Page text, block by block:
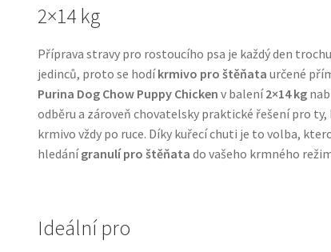
2×14 kg
Příprava stravy pro rostoucího psa je každý den
jedinců, proto se hodíkrmivo pro štěňata určené
Purina Dog Chow Puppy Chicken v balení2×14 kg
odběru a zároveň chovatelsky praktické řešení pro
krmivo vždy po ruce. Díky kuřecí chuti je to volba,
hledánígranulí pro štěňata do vašeho krmného
Ideální pro